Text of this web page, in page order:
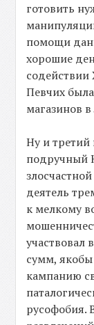
готовить
помощи
хорошие
содействии
Певчих
магазинов
Ну и
подручный
деятель
к мелкому
участвовал
сумм,
кампанию
русофобия.